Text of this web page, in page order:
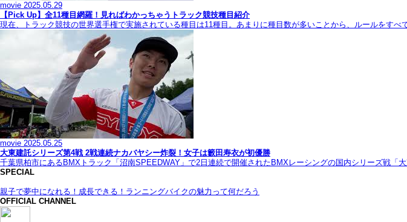
movie 2025.05.29
【Pick Up】全11種目網羅！見ればわかっちゃうトラック競技種目紹介
現在、トラック競技の世界選手権で実施されている種目は11種目。あまりに種目数が多いことから、ルールをすべ
movie 2025.05.25
大東建託シリーズ第4戦 2戦連続ナカバヤシー炸裂！女子は籔田寿衣が初優勝
千葉県柏市にあるBMXトラック「沼南SPEEDWAY」で2日連続で開催されたBMXレーシングの国内シリーズ戦「
SPECIAL
親子で夢中になれる！成長できる！ランニングバイクの魅力って何だろう
OFFICIAL CHANNEL